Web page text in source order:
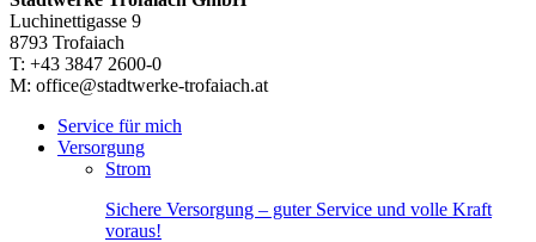
Luchinettigasse 9
8793 Trofaiach
T: +43 3847 2600-0
M: office@stadtwerke-trofaiach.at
Service für mich
Versorgung
Strom
Sichere Versorgung – guter Service und volle Kraft
voraus!